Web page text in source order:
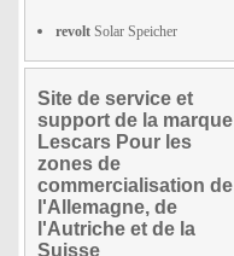
revolt Solar Speicher
Site de service et
support de la marque
Lescars Pour les
zones de
commercialisation de
l'Allemagne, de
l'Autriche et de la
Suisse